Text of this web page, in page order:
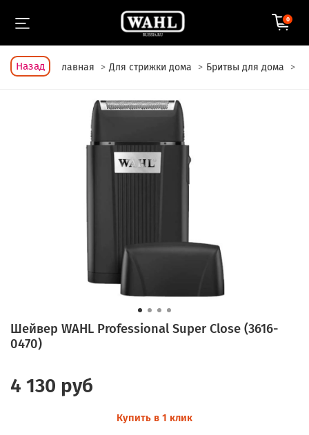
0
Назад Главная Для стрижки дома Бритвы для дома
Шейвер WAHL Professional Super Close (3616-
0470)
4 130 руб
Купить в 1 клик